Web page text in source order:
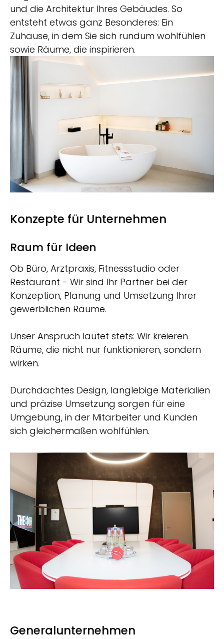
und die Architektur Ihres Gebäudes. So
entsteht etwas ganz Besonderes: Ein
Zuhause, in dem Sie sich rundum wohlfühlen
sowie Räume, die inspirieren.
Konzepte für Unternehmen
Raum für Ideen
Ob Büro, Arztpraxis, Fitnessstudio oder
Restaurant - Wir sind Ihr Partner bei der
Konzeption, Planung und Umsetzung Ihrer
gewerblichen Räume.
Unser Anspruch lautet stets: Wir kreieren
Räume, die nicht nur funktionieren, sondern
wirken.
Durchdachtes Design, langlebige Materialien
und präzise Umsetzung sorgen für eine
Umgebung, in der Mitarbeiter und Kunden
sich gleichermaßen wohlfühlen.
Generalunternehmen